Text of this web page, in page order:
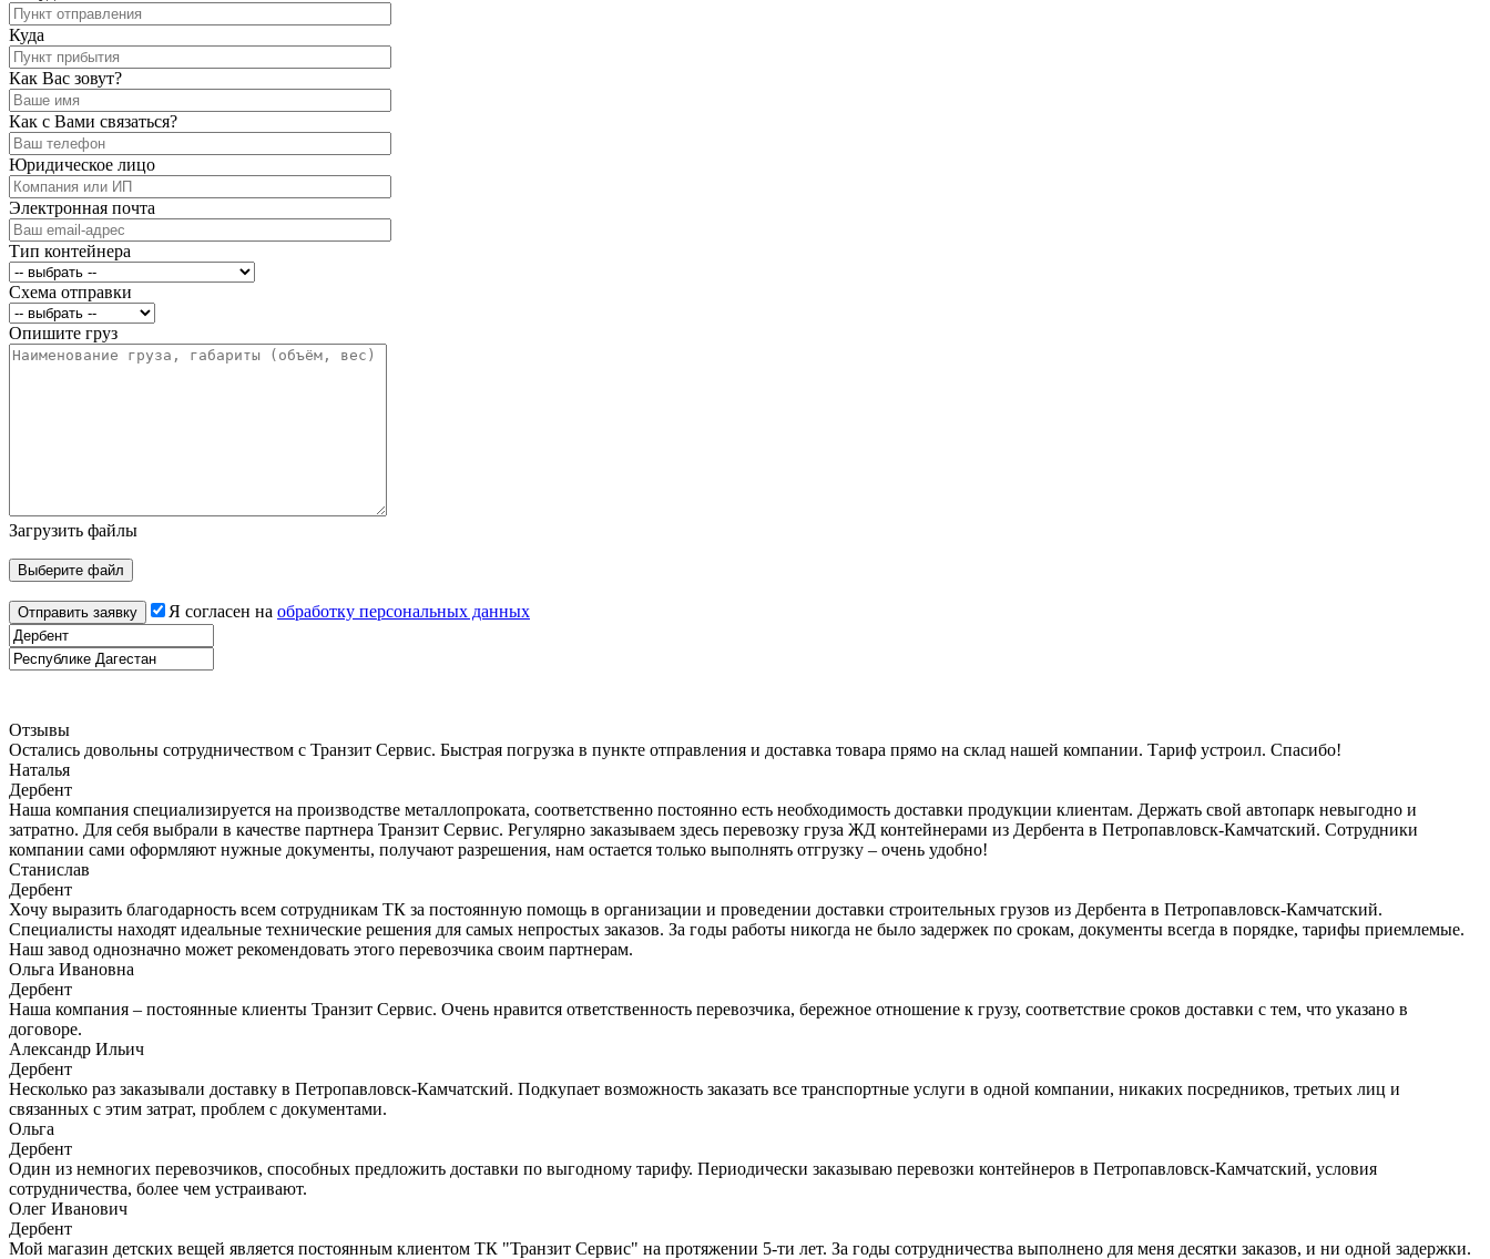
Куда
Как Вас зовут?
Как с Вами связаться?
Юридическое лицо
Электронная почта
Тип контейнера
Схема отправки
Опишите груз
Загрузить файлы
Я согласен на обработку персональных данных
Отзывы
Остались довольны сотрудничеством с Транзит Сервис. Быстрая погрузка в пункте отправления и доставка товара прямо на склад нашей компании. Тариф устроил. Спасибо!
Наталья
Дербент
Наша компания специализируется на производстве металлопроката, соответственно постоянно есть необходимость доставки продукции клиентам. Держать свой автопарк невыгодно и
затратно. Для себя выбрали в качестве партнера Транзит Сервис. Регулярно заказываем здесь перевозку груза ЖД контейнерами из Дербента в Петропавловск-Камчатский. Сотрудники
компании сами оформляют нужные документы, получают разрешения, нам остается только выполнять отгрузку – очень удобно!
Станислав
Дербент
Хочу выразить благодарность всем сотрудникам ТК за постоянную помощь в организации и проведении доставки строительных грузов из Дербента в Петропавловск-Камчатский.
Специалисты находят идеальные технические решения для самых непростых заказов. За годы работы никогда не было задержек по срокам, документы всегда в порядке, тарифы приемлемые.
Наш завод однозначно может рекомендовать этого перевозчика своим партнерам.
Ольга Ивановна
Дербент
Наша компания – постоянные клиенты Транзит Сервис. Очень нравится ответственность перевозчика, бережное отношение к грузу, соответствие сроков доставки с тем, что указано в
договоре.
Александр Ильич
Дербент
Несколько раз заказывали доставку в Петропавловск-Камчатский. Подкупает возможность заказать все транспортные услуги в одной компании, никаких посредников, третьих лиц и
связанных с этим затрат, проблем с документами.
Ольга
Дербент
Один из немногих перевозчиков, способных предложить доставки по выгодному тарифу. Периодически заказываю перевозки контейнеров в Петропавловск-Камчатский, условия
сотрудничества, более чем устраивают.
Олег Иванович
Дербент
Мой магазин детских вещей является постоянным клиентом ТК "Транзит Сервис" на протяжении 5-ти лет. За годы сотрудничества выполнено для меня десятки заказов, и ни одной задержки.